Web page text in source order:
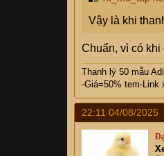
Vậy là khi
Chuẩn, vì có khi
Thanh lý 50 mẫu
-Giá=50% tem-Link
22:11 04/08/2025